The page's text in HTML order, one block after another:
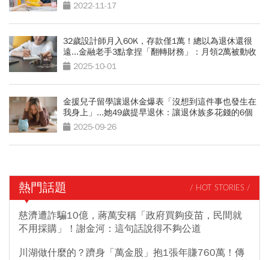
2022-11-17
32歲設計師月入60K，存款僅1萬！總以為退休還很
遠...金融老手3點拿捏「翻轉財務」：月領2萬被動收
入 2025-10-01
金援兒子留學讓退休金爆表「沒想到這件事也發生在
我身上」...她49歲提早退休：讓退休族多花錢的6個
陷阱2025-09-26
熱門話題 / HOT STORIES /
慈濟遭詐騙10億，蔣萬安稱「政府買夠疫苗，民間就
不用採購」！謝金河：這句話說得不夠公道
川湖做什麼的？躋身「萬金股」抱1張年賺760萬！傳